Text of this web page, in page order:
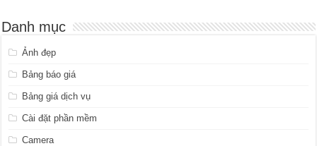
Danh mục
Ảnh đẹp
Bảng báo giá
Bảng giá dịch vụ
Cài đặt phần mềm
Camera